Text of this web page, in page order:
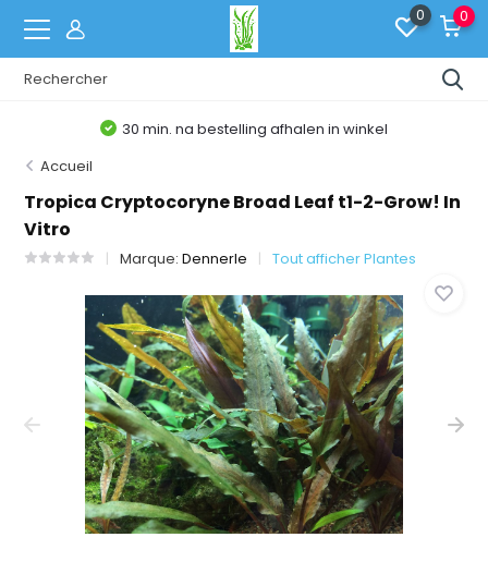
0 0
30 min. na bestelling afhalen in winkel
Accueil
Tropica Cryptocoryne Broad Leaf t1-2-Grow! In
Vitro
Marque:Dennerle Tout afficher Plantes